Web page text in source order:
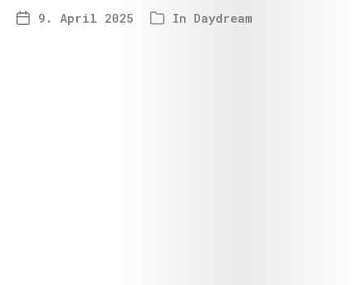
9. April 2025 In Daydream